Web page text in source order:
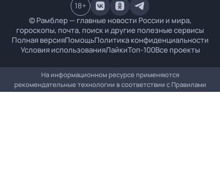
© Рамблер — главные новости России и мира,
гороскопы, почта, поиск и другие полезные сервисы
Полная версияПомощьПолитика конфиденциальности
Условия использованияЛайкиТоп-100Все проекты
18+
На информационном ресурсе применяются
рекомендательные технологии в соответствии с Правилами